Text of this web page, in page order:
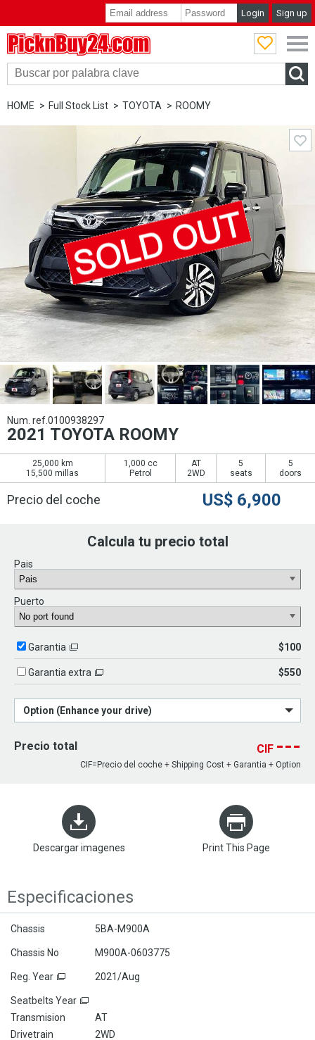
Login Sign up
HOME Full Stock List TOYOTA ROOMY
Num. ref.0100938297
2021 TOYOTA ROOMY
25,000 km
15,500 millas
1,000 cc
Petrol
AT
2WD
5
seats
5
doors
Precio del coche US$ 6,900
Calcula tu precio total
Pais
Puerto
Garantia $100
Garantia extra $550
Option (Enhance your drive)
Precio total CIF ---
CIF=Precio del coche + Shipping Cost + Garantia + Option
Descargar imagenes Print This Page
Especificaciones
Chassis 5BA-M900A
Chassis No M900A-0603775
Reg. Year 2021/Aug
Seatbelts Year
Transmision
AT
Drivetrain
2WD